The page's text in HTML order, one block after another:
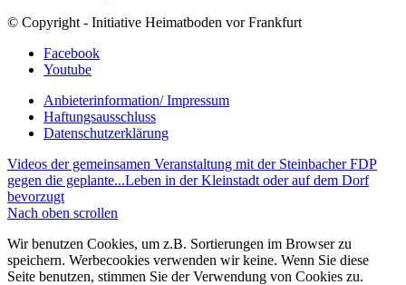
© Copyright - Initiative Heimatboden vor Frankfurt
Facebook
Youtube
Anbieterinformation/ Impressum
Haftungsausschluss
Datenschutzerklärung
Videos der gemeinsamen Veranstaltung mit der Steinbacher FDP
gegen die geplante...Leben in der Kleinstadt oder auf dem Dorf
bevorzugt
Nach oben scrollen
Wir benutzen Cookies, um z.B. Sortierungen im Browser zu
speichern. Werbecookies verwenden wir keine. Wenn Sie diese
Seite benutzen, stimmen Sie der Verwendung von Cookies zu.